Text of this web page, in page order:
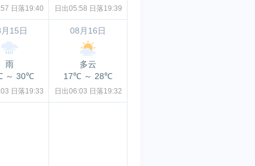
日落19:40 日出05:58 日落19:39
15日
雨
～ 30℃
日落19:33
08月16日
多云
17℃ ～ 28℃
日出06:03 日落19:32